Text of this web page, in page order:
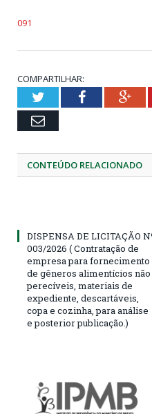
091
COMPARTILHAR:
TwitterFacebook
Email
CONTEÚDO RELACIONADO
DISPENSA DE LICITAÇÃO
003/2026 ( Contratação de
empresa para fornecimento
de gêneros alimentícios não
perecíveis, materiais de
expediente, descartáveis,
copa e cozinha, para análise
e posterior publicação.)